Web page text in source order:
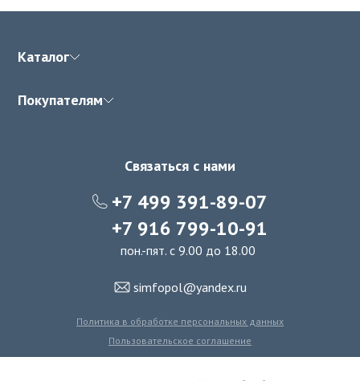
Каталог
Покупателям
Связаться с нами
+7 499 391-89-07
+7 916 799-10-91
пон.-пят. с 9.00 до 18.00
simfopol@yandex.ru
Политика в обработке персональных данных
Пользовательское соглашение
Политика использования файлов cookie